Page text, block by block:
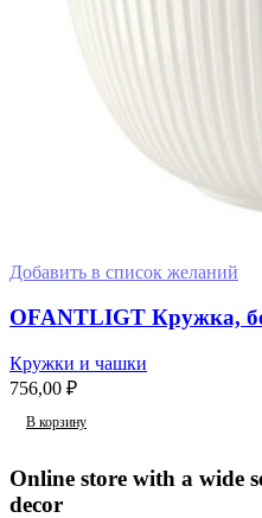
Добавить в список желаний
OFANTLIGT Кружка,
Кружки и чашки
756,00 ₽
В корзину
Online store with a wide
decor